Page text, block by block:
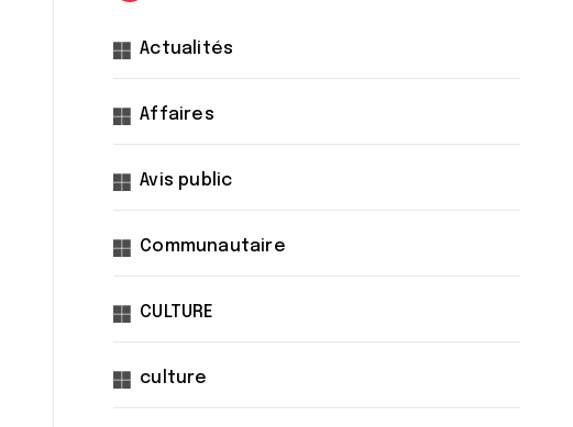
Actualités
Affaires
Avis public
Communautaire
CULTURE
culture